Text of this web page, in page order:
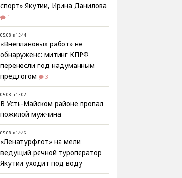
спорт» Якутии, Ирина Данилова
1
05.08 в 15:44
«Внеплановых работ» не
обнаружено: митинг КПРФ
перенесли под надуманным
предлогом
3
05.08 в 15:02
В Усть-Майском районе пропал
пожилой мужчина
05.08 в 14:46
«Ленатурфлот» на мели:
ведущий речной туроператор
Якутии уходит под воду